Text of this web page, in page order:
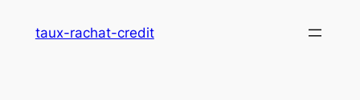
taux-rachat-credit